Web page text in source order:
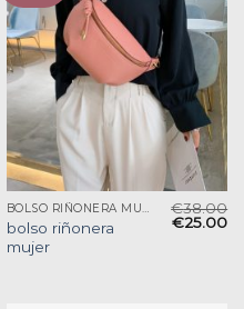
BOLSO RIÑONERA MUJER
bolso riñonera
mujer
€38.00
€25.00